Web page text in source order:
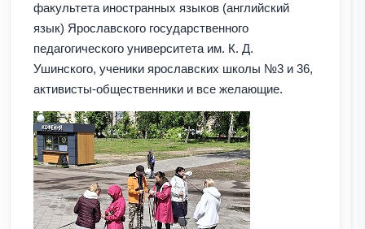
факультета иностранных языков (английский
язык) Ярославского государственного
педагогического университета им. К. Д.
Ушинского, ученики ярославских школы №3 и 36,
активисты-общественники и все желающие.